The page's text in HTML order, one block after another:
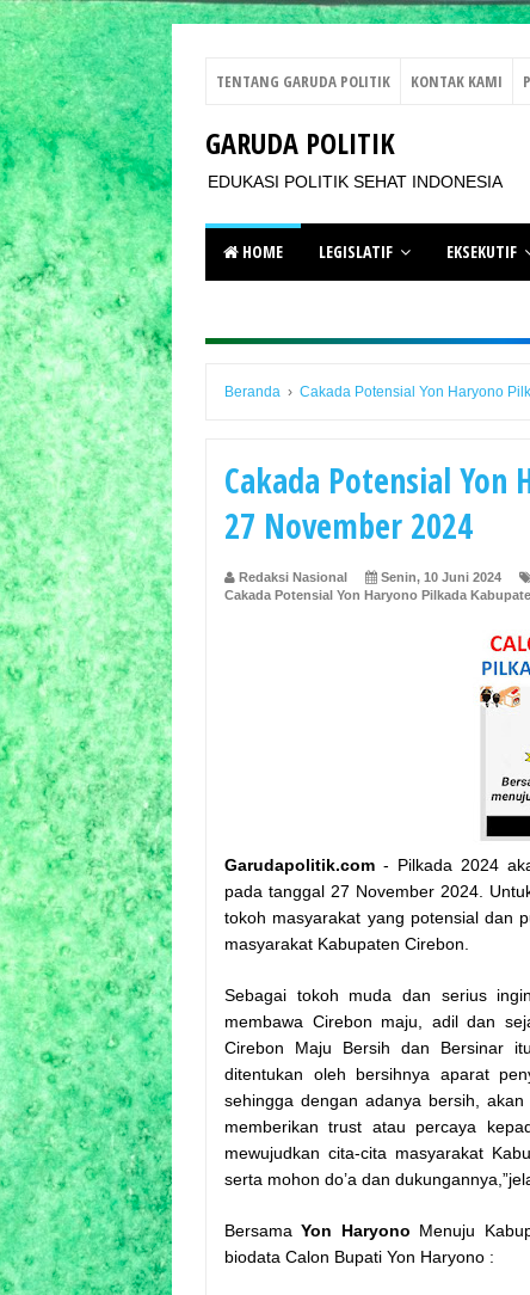
TENTANG GARUDA POLITIK KONTAK KAMI
GARUDA POLITIK
EDUKASI POLITIK SEHAT INDONESIA
HOME LEGISLATIF EKSEKUTIF
Beranda › Cakada Potensial Yon Haryono
Cakada Potensial Yon
27 November 2024
Redaksi Nasional
Senin, 10 Juni 2024
Cakada Potensial Yon Haryono Pilkada
Garudapolitik.com - Pilkada 2024
pada tanggal 27 November 2024.
tokoh masyarakat yang potensial dan
masyarakat Kabupaten Cirebon.
Sebagai tokoh muda dan serius
membawa Cirebon maju, adil dan
Cirebon Maju Bersih dan Bersinar
ditentukan oleh bersihnya aparat
sehingga dengan adanya bersih,
memberikan trust atau percaya
mewujudkan cita-cita masyarakat
serta mohon do’a dan
Bersama Yon Haryono Menuju
biodata Calon Bupati Yon Haryono :